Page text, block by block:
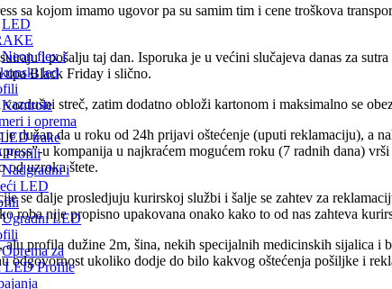
LED
Neon flex i
led
Kontrole
i oprema
trake
Profili
Nadgradni i
LED
Ugradni LED
Oprema za
LED Profile
sa kojom imamo ugovor pa su samim tim i cene troškova
i pošalju taj dan. Isporuka je u većini slučajeva danas za
tipa Black Friday i slično.
streč, zatim dodatno obloži kartonom i maksimalno se
dužan da u roku od 24h prijavi oštećenje (uputi reklamaciju), a
u kompanija u najkraćem mogućem roku (7 radnih dana)
od uzroka štete.
se dalje prosledjuju kurirskoj službi i šalje se zahtev za
roba nije propisno upakovana onako kako to od nas zahteva
profila dužine 2m, šina, nekih specijalnih medicinskih sijalica i
odgovornost ukoliko dodje do bilo kakvog oštećenja pošiljke i